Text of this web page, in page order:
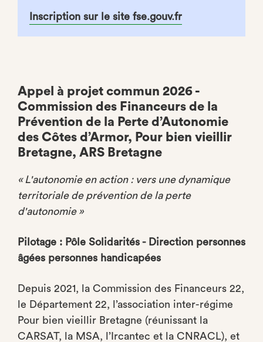
Inscription sur le site fse.gouv.fr
Appel à projet commun 2026 -
Commission des Financeurs de la
Prévention de la Perte d’Autonomie
des Côtes d’Armor, Pour bien vieillir
Bretagne, ARS Bretagne
« L'autonomie en action : vers une dynamique
territoriale de prévention de la perte
d'autonomie »
Pilotage : Pôle Solidarités - Direction personnes
âgées personnes handicapées
Depuis 2021, la Commission des Financeurs 22,
le Département 22, l’association inter-régime
Pour bien vieillir Bretagne (réunissant la
CARSAT, la MSA, l’Ircantec et la CNRACL), et